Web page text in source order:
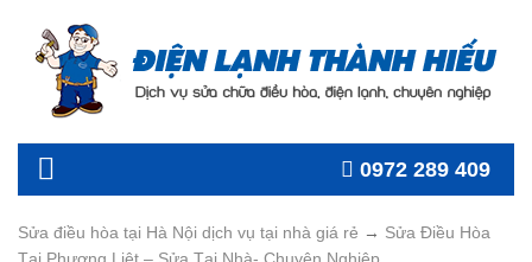
0972 289 409
Sửa điều hòa tại Hà Nội dịch vụ tại nhà giá rẻ → Sửa Điều Hòa